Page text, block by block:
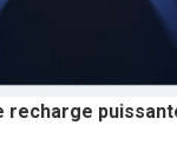
recharge